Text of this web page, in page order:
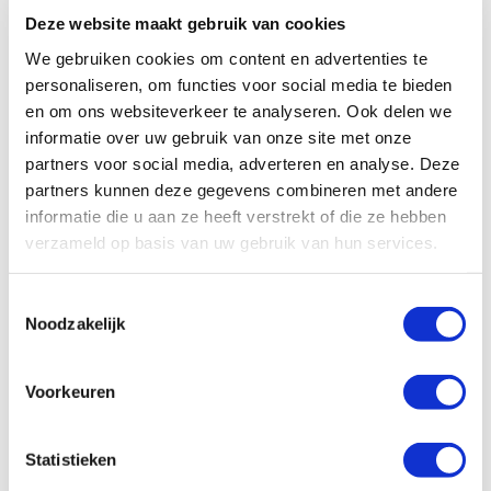
Deze website maakt gebruik van cookies
We gebruiken cookies om content en advertenties te
personaliseren, om functies voor social media te bieden
en om ons websiteverkeer te analyseren. Ook delen we
informatie over uw gebruik van onze site met onze
partners voor social media, adverteren en analyse. Deze
partners kunnen deze gegevens combineren met andere
informatie die u aan ze heeft verstrekt of die ze hebben
verzameld op basis van uw gebruik van hun services.
Noodzakelijk
Voorkeuren
Statistieken
Caleffi helpt je aanWater van Aqualiteit!
artikelnr:
leveranciersnr:
€0,00 Log in voor jouw prijs